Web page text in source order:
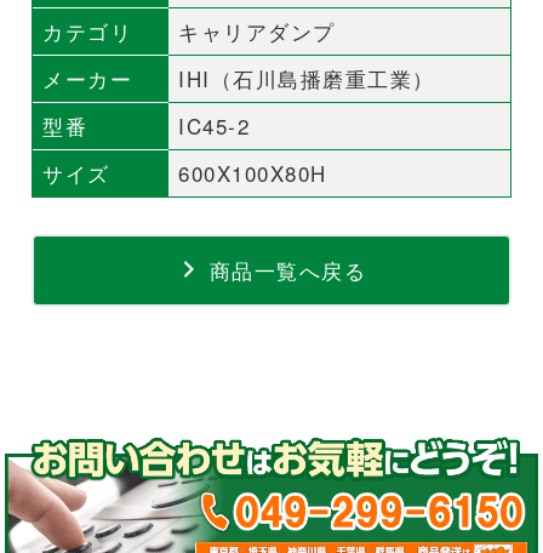
カテゴリ
キャリアダンプ
メーカー
IHI（石川島播磨重工業）
型番
IC45-2
サイズ
600X100X80H
商品一覧へ戻る